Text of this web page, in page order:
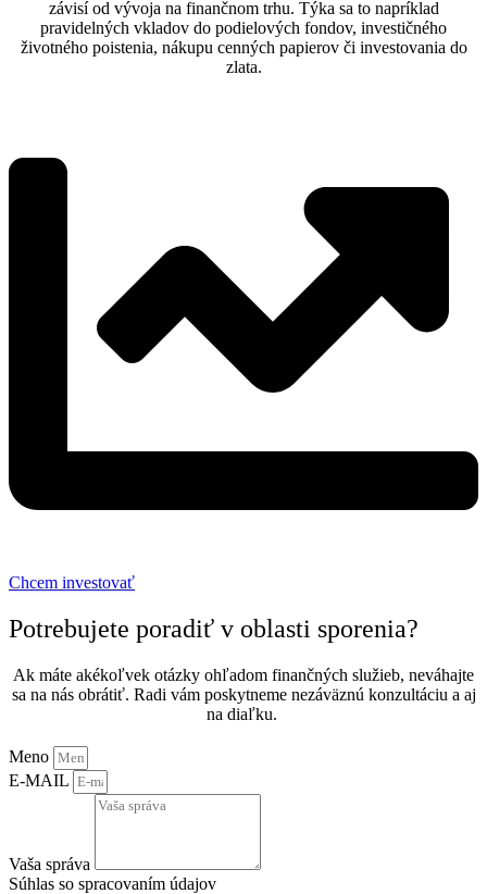
závisí od vývoja na finančnom trhu. Týka sa to napríklad
pravidelných vkladov do podielových fondov, investičného
životného poistenia, nákupu cenných papierov či investovania do
zlata.
Chcem investovať
Potrebujete poradiť v oblasti sporenia?
Ak máte akékoľvek otázky ohľadom finančných služieb, neváhajte
sa na nás obrátiť. Radi vám poskytneme nezáväznú konzultáciu a aj
na diaľku.
Meno
E-MAIL
Vaša správa
Súhlas so spracovaním údajov